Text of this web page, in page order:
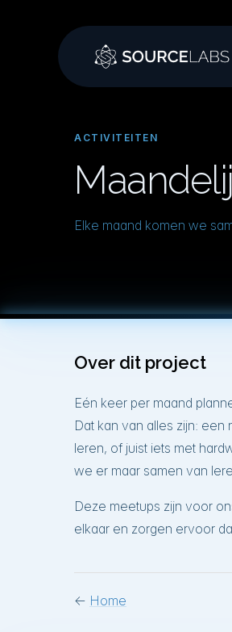
ACTIVITEITEN
Elke maand komen we
Over dit project
Eén keer per maand
Dat kan van alles zijn:
leren, of juist iets met
we er maar samen van
Deze meetups zijn voor
elkaar en zorgen ervoor
← Home